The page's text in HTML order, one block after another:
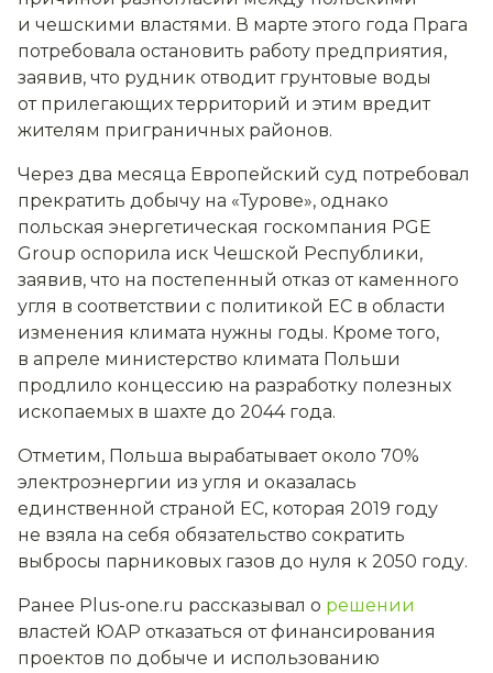
и чешскими властями. В марте этого года Прага
потребовала остановить работу предприятия,
заявив, что рудник отводит грунтовые воды
от прилегающих территорий и этим вредит
жителям приграничных районов.
Через два месяца Европейский суд потребовал
прекратить добычу на «Турове», однако
польская энергетическая госкомпания PGE
Group оспорила иск Чешской Республики,
заявив, что на постепенный отказ от каменного
угля в соответствии с политикой ЕС в области
изменения климата нужны годы. Кроме того,
в апреле министерство климата Польши
продлило концессию на разработку полезных
ископаемых в шахте до 2044 года.
Отметим, Польша вырабатывает около 70%
электроэнергии из угля и оказалась
единственной страной ЕС, которая 2019 году
не взяла на себя обязательство сократить
выбросы парниковых газов до нуля к 2050 году.
Ранее Plus-one.ru рассказывал о решении
властей ЮАР отказаться от финансирования
проектов по добыче и использованию